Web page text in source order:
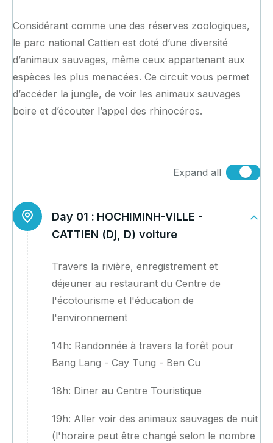
Considérant comme une des réserves zoologiques,
le parc national Cattien est doté d’une diversité
d’animaux sauvages, même ceux appartenant aux
espèces les plus menacées. Ce circuit vous permet
d’accéder la jungle, de voir les animaux sauvages
boire et d’écouter l’appel des rhinocéros.
Expand all
Day 01 : HOCHIMINH-VILLE -
CATTIEN (Dj, D) voiture
Travers la rivière, enregistrement et
déjeuner au restaurant du Centre de
l'écotourisme et l'éducation de
l'environnement
14h: Randonnée à travers la forêt pour
Bang Lang - Cay Tung - Ben Cu
18h: Diner au Centre Touristique
19h: Aller voir des animaux sauvages de nuit
(l'horaire peut être changé selon le nombre